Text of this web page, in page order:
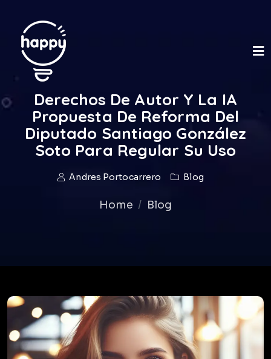
Derechos De Autor Y La IA
Propuesta De Reforma Del
Diputado Santiago González
Soto Para Regular Su Uso
Andres Portocarrero Blog
Home Blog